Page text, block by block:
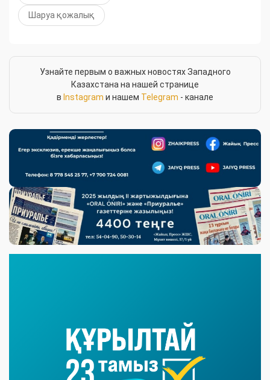
Шаруа қожалық
Узнайте первым о важных новостях Западного
Казахстана на нашей странице
в Instagram и нашем Telegram - канале